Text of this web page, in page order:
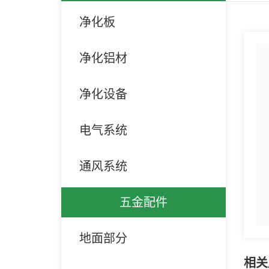
净化板
净化铝材
净化设备
电气系统
通风系统
五金配件
地面部分
相